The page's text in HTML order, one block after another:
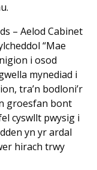
– Aelod Cabinet
“Mae
i osod
mynediad i
tra’n bodloni’r
groesfan bont
cyswllt pwysig i
yn yr ardal
hirach trwy